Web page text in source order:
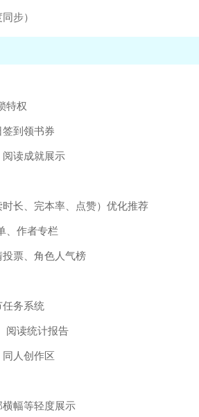
步）
特权
到领书券
读成就展示
长、完本率、点赞）优化推荐
、作者专栏
票、角色人气榜
务系统
阅读统计报告
人创作区
幅等轻度展示